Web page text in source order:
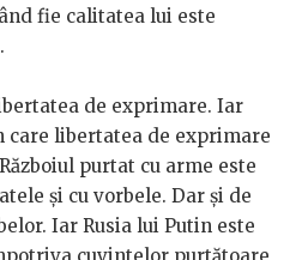
fie calitatea lui este
de exprimare. Iar
care libertatea de exprimare
purtat cu arme este
și cu vorbele. Dar și de
Iar Rusia lui Putin este